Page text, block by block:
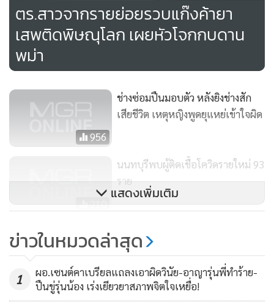
ตร.สาวจากรายย่อยรวบแก๊งค้ายา
เสพติดพิษณุโลก เผยหัวโจกกบดาน
พม่า
956
ช่างซ่อมปืนมอบตัว หลังยิงช่างสัก
เสียชีวิต เหตุหญิงพูดยุแหย่เข้าใจผิด
210
นนทบุรีพบผู้ติดเชื้อโควิดรายใหม่ 93
ราย
92
111 ราย
แสดงเพิ่มเติม
ข่าวในหมวดล่าสุด
1
ผอ.เซนต์คาเบรียลแถลงเอาผิดวินัย-อาญารุ่นพี่ทำร้าย-
ปืนขู่รุ่นน้อง เร่งเยียวยาสภาพจิตใจเหยื่อ!